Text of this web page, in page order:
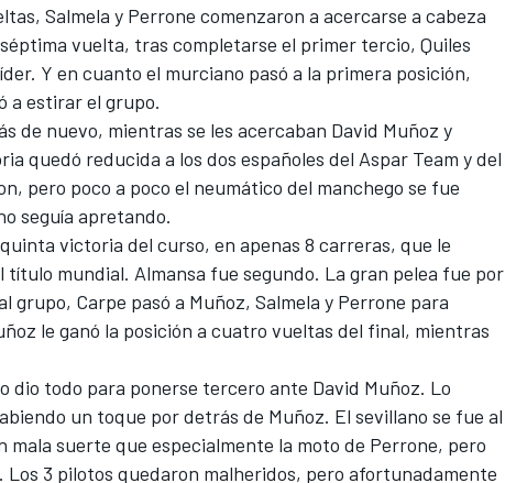
Salmela y Perrone comenzaron a acercarse a cabeza
vuelta, tras completarse el primer tercio, Quiles
Y en cuanto el murciano pasó a la primera posición,
a estirar el grupo.
de nuevo, mientras se les acercaban David Muñoz y
quedó reducida a los dos españoles del Aspar Team y del
pero poco a poco el neumático del manchego se fue
seguía apretando.
victoria del curso, en apenas 8 carreras, que le
mundial. Almansa fue segundo. La gran pelea fue por
grupo, Carpe pasó a Muñoz, Salmela y Perrone para
le ganó la posición a cuatro vueltas del final, mientras
dio todo para ponerse tercero ante David Muñoz. Lo
un toque por detrás de Muñoz. El sevillano se fue al
suerte que especialmente la moto de Perrone, pero
3 pilotos quedaron malheridos, pero afortunadamente